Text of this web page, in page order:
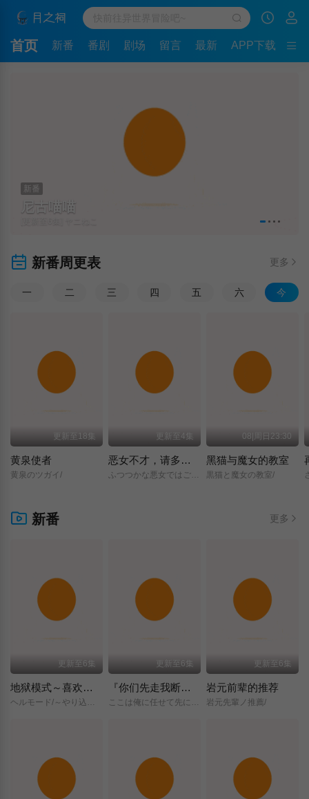
首页 新番 番剧 剧场 留言 最新 APP下载
新番
尼古喵喵
新番周更表 更多
一 二 三 四 五 六 今
更新至18集
黄泉使者
黄泉のツガイ/
更新至4集
恶女不才，请多关照 ～雏宫蝶鼠换身传～
ふつつかな悪女ではございますが/～雛宮蝶鼠とりかえ伝～/
08|周日23:30
黑猫与魔女的教室
黒猫と魔女の教室/
新番 更多
更新至6集
地狱模式～喜欢挑战特殊成就的玩家在废设定的异世界成为无双～第二季
更新至6集
『你们先走我断后』，于是10年后我成为了传说
更新至6集
岩元前辈的推荐
岩元先輩ノ推薦/